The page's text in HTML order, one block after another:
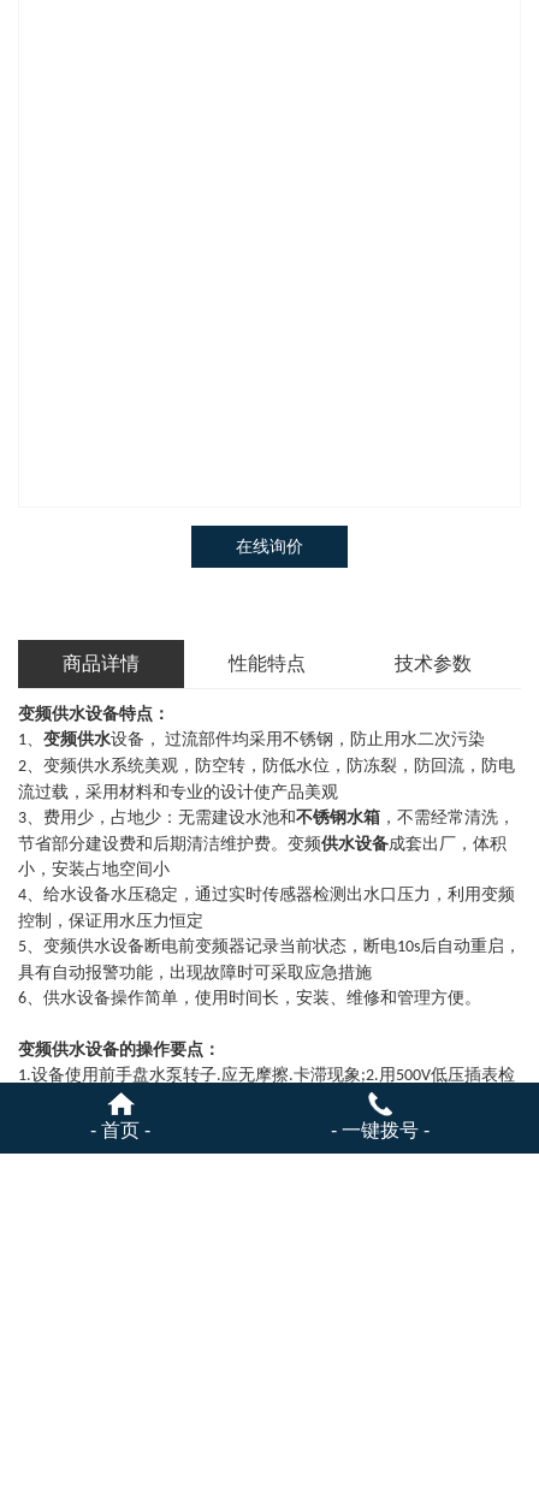
在线询价
商品详情 性能特点 技术参数
变频供水设备特点：
1、 变频供水设备， 过流部件均采用不锈钢，防止用水二次污染
2、变频供水系统美观，防空转，防低水位，防冻裂，防回流，防电
流过载，采用材料和专业的设计使产品美观
3、费用少，占地少：无需建设水池和不锈钢水箱 ，不需经常清洗，
节省部分建设费和后期清洁维护费。变频供水设备成套出厂，体积
小，安装占地空间小
4、给水设备水压稳定，通过实时传感器检测出水口压力，利用变频
控制，保证用水压力恒定
5、变频供水设备断电前变频器记录当前状态，断电10s后自动重启，
具有自动报警功能，出现故障时可采取应急措施
6、供水设备操作简单，使用时间长，安装、维修和管理方便。
变频供水设备的操作要点：
1.设备使用前手盘水泵转子.应无摩擦.卡滞现象;2.用 500V低压插表检
测电机绝缘。应为
控制仪表及线路无损坏
全开水泵进口阀. 逐一打开泵的排气阀.待液体充满泵腔
后关闭排气阀:
- 首页 - - 一键拨号 -